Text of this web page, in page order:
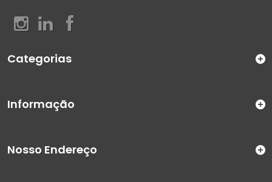
Categorias
Informação
Nosso Endereço